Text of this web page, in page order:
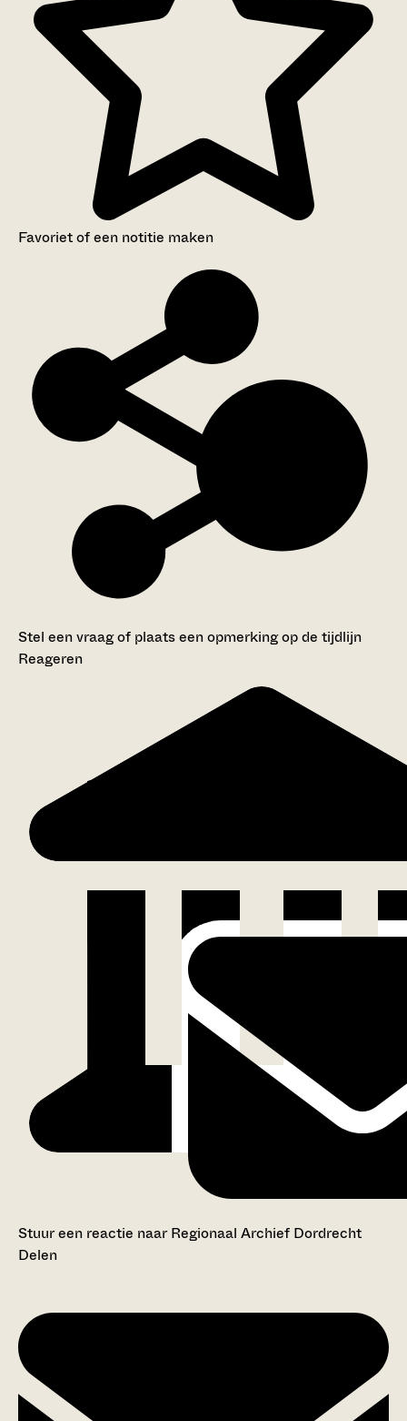
Favoriet of een notitie maken
Stel een vraag of plaats een opmerking op de tijdlijn
Reageren
Stuur een reactie naar Regionaal Archief Dordrecht
Delen